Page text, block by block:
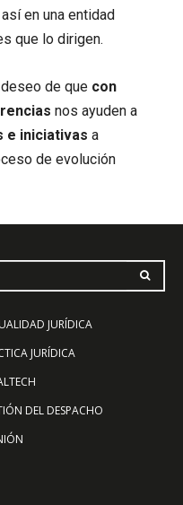
en una entidad
que lo dirigen.
de que con
nos ayuden a
e iniciativas a
de evolución
JURÍDICA
JURÍDICA
DEL DESPACHO